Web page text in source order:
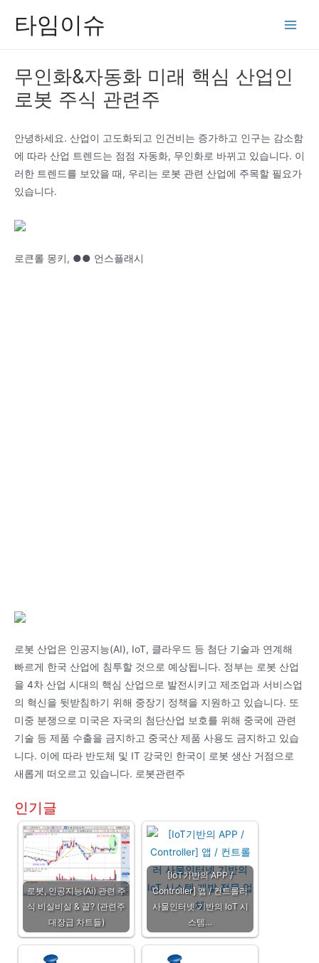
타임이슈
무인화&자동화 미래 핵심 산업인
로봇 주식 관련주
안녕하세요. 산업이 고도화되고 인건비는 증가하고 인구는 감소함
에 따라 산업 트렌드는 점점 자동화, 무인화로 바뀌고 있습니다. 이
러한 트렌드를 보았을 때, 우리는 로봇 관련 산업에 주목할 필요가
있습니다.
로큰롤 몽키, ●● 언스플래시
로봇 산업은 인공지능(AI), IoT, 클라우드 등 첨단 기술과 연계해
빠르게 한국 산업에 침투할 것으로 예상됩니다. 정부는 로봇 산업
을 4차 산업 시대의 핵심 산업으로 발전시키고 제조업과 서비스업
의 혁신을 뒷받침하기 위해 중장기 정책을 지원하고 있습니다. 또
미중 분쟁으로 미국은 자국의 첨단산업 보호를 위해 중국에 관련
기술 등 제품 수출을 금지하고 중국산 제품 사용도 금지하고 있습
니다. 이에 따라 반도체 및 IT 강국인 한국이 로봇 생산 거점으로
새롭게 떠오르고 있습니다. 로봇관련주
인기글
로봇, 인공지능(Ai) 관련 주
식 비실비실 & 끝? (관련주
대장급 차트들)
[IoT기반의 APP /
Controller] 앱 / 컨트롤러
사물인터넷 기반의 IoT 시
스템…